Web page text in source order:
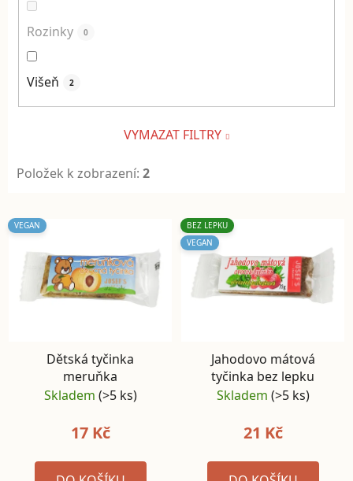
Rozinky 0
Višeň 2
VYMAZAT FILTRY
Položek k zobrazení: 2
Výpis produktů
VEGAN
Dětská tyčinka
meruňka
Skladem (>5 ks)
17 Kč
BEZ LEPKU
VEGAN
Jahodovo mátová
tyčinka bez lepku
Skladem (>5 ks)
21 Kč